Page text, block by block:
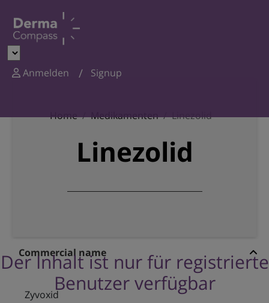
Anmelden Signup
Home Medikamenten Linezolid
Linezolid
Der Inhalt ist nur für registrierte
Benutzer verfügbar
Commercial name
Zyvoxid